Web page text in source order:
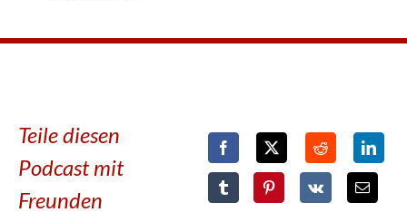
Teile diesen
Podcast mit
Freunden